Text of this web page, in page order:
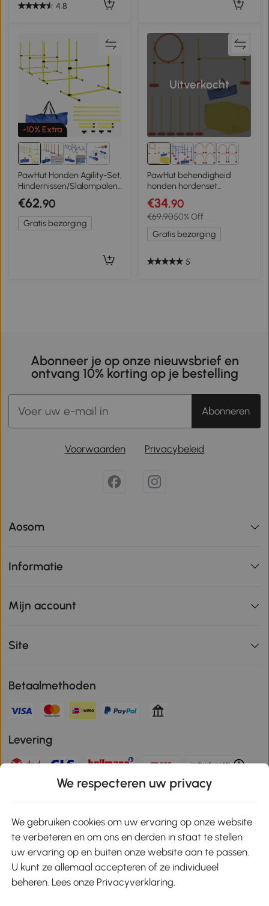
4.8
-10% Extra
5+
PawHut Honden Agility-Set,
Hindernissen/Slalompalen/Grondstaven,
Draagtas, Robuust, Geel
€62,90
Gratis bezorging
Uitverkocht
3+
PawHut behendigheid
honden hordenset
hondentraining
hindernisbaan tunnel
kunststof polyester
€34,90
€69,9050% Off
Gratis bezorging
5
Abonneer je op onze nieuwsbrief en
ontvang 10% korting op je bestelling
Abonneren
Voorwaarden Privacybeleid
Aosom
Informatie
Mijn account
Site
Betaalmethoden
Levering
Download de app en ontvang 10% korting!
Google Play
We respecteren uw privacy
We gebruiken cookies om uw ervaring op onze website
te verbeteren en om ons en derden in staat te stellen
uw ervaring op en buiten onze website aan te passen.
U kunt ze allemaal accepteren of ze individueel
beheren. Lees onze Privacyverklaring.